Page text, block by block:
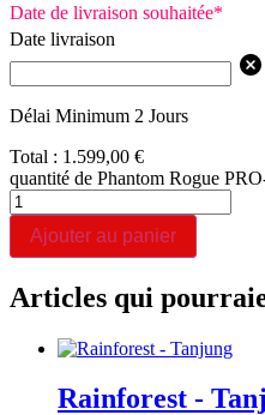
Date de livraison souhaitée*
Date livraison
Délai Minimum 2 Jours
Total : 1.599,00 €
quantité de Phantom Rogue
Ajouter au panier
Articles qui
Rainforest -